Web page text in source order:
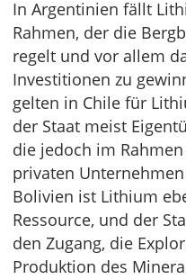
In Argentinien fällt
Rahmen, der die
regelt und vor allem
Investitionen zu
gelten in Chile für
der Staat meist
die jedoch im
privaten
Bolivien ist Lithium
Ressource, und der
den Zugang, die
Produktion des